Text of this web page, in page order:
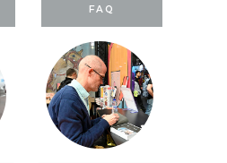
FAQ